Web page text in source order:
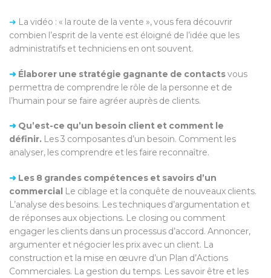
➜ La vidéo : « la route de la vente », vous fera découvrir
combien l’esprit de la vente est éloigné de l’idée que les
administratifs et techniciens en ont souvent.
➜ Élaborer une stratégie gagnante de contactsvous
permettra de comprendre le rôle de la personne et de
l’humain pour se faire agréer auprès de clients.
➜ Qu’est-ce qu’un besoin client et comment le
définir. Les 3 composantes d’un besoin. Comment les
analyser, les comprendre et les faire reconnaître.
➜ Les 8 grandes compétences et savoirs d’un
commercial Le ciblage et la conquête de nouveaux clients.
L’analyse des besoins. Les techniques d’argumentation et
de réponses aux objections. Le closing ou comment
engager les clients dans un processus d’accord. Annoncer,
argumenter et négocier les prix avec un client. La
construction et la mise en œuvre d’un Plan d’Actions
Commerciales. La gestion du temps. Les savoir être et les